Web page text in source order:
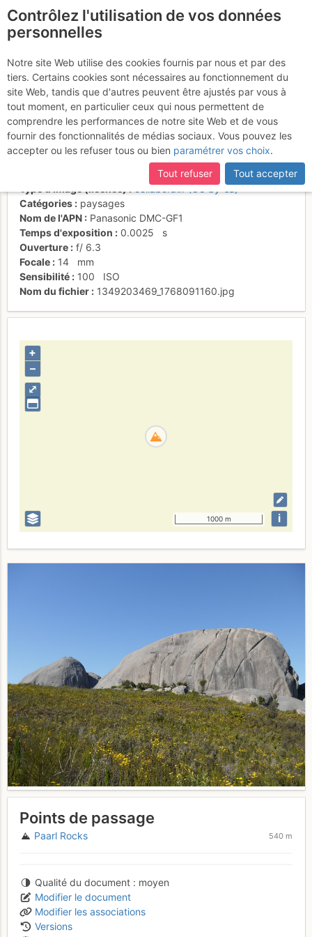
Gordon's rock
(gauche) and Britannia
rock (droite)
Date/heure
collaboratif (CC by-sa)
Catégories
paysages
Nom de l'APN
Panasonic DMC-GF1
Temps d'exposition
0.0025
s
Ouverture
f/ 6.3
Focale
14
mm
Sensibilité
100
ISO
Nom du fichier
1349203469_1768091160.jpg
⤢
+
–
1000 m i
Points de passage
Paarl Rocks 540 m
Qualité du document
moyen
Modifier le document
Modifier les associations
Versions
Contrôlez l'utilisation de vos données
personnelles
Notre site Web utilise des cookies fournis par nous et par des
tiers. Certains cookies sont nécessaires au fonctionnement du
site Web, tandis que d'autres peuvent être ajustés par vous à
tout moment, en particulier ceux qui nous permettent de
comprendre les performances de notre site Web et de vous
fournir des fonctionnalités de médias sociaux. Vous pouvez les
accepter ou les refuser tous ou bien paramétrer vos choix.
Tout refuser
Tout accepter